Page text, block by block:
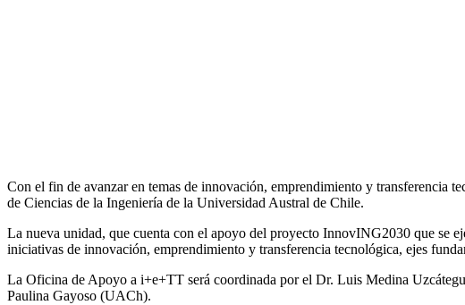
Con el fin de avanzar en temas de innovación, emprendimiento y transferencia
de Ciencias de la Ingeniería de la Universidad Austral de Chile.
La nueva unidad, que cuenta con el apoyo del proyecto InnovING2030 que se
iniciativas de innovación, emprendimiento y transferencia tecnológica, ejes
La Oficina de Apoyo a i+e+TT será coordinada por el Dr. Luis Medina
Paulina Gayoso (UACh).